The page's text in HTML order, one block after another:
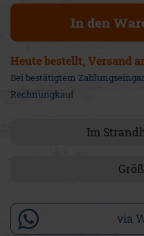
In den
Heute bestellt, Versand
Bei bestätigtem
Rechnungkauf
Im
via